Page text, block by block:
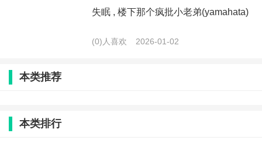
失眠 , 楼下那个疯批小老弟(yamahata)
(0)人喜欢 2026-01-02
本类推荐
本类排行